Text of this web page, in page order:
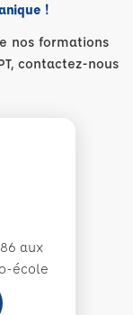
!
nos formations
contactez-nous
aux
école